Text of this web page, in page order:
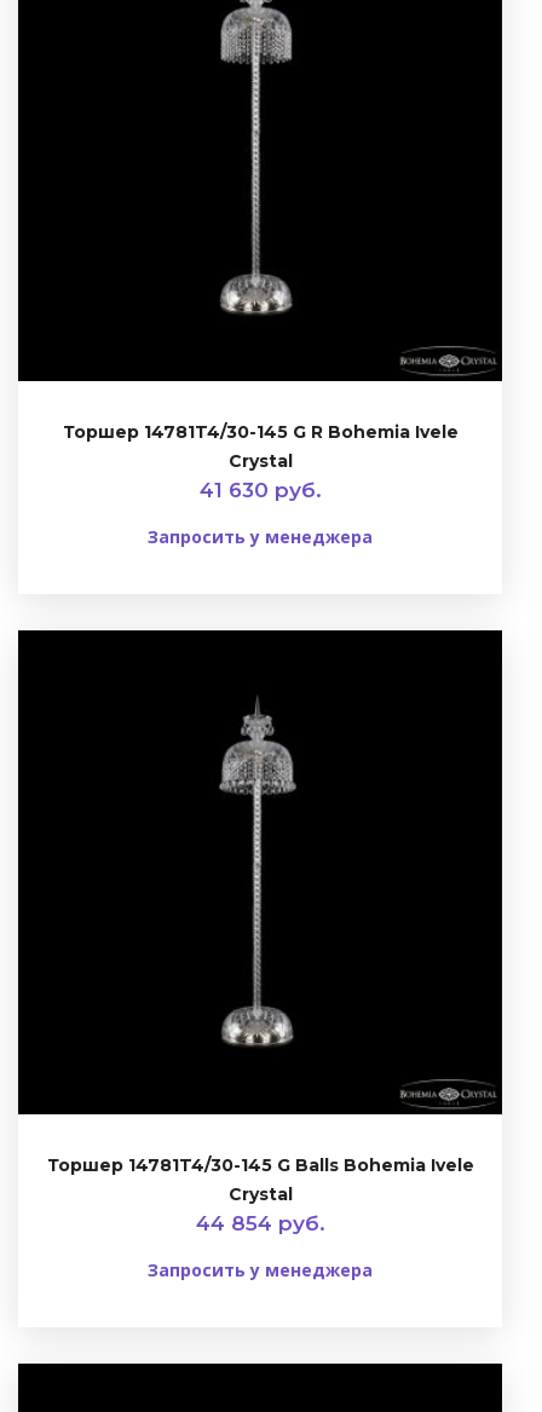
Торшер 14781T4/30-145 G R Bohemia Ivele
Crystal
41 630 руб.
Запросить у менеджера
Торшер 14781T4/30-145 G Balls Bohemia Ivele
Crystal
44 854 руб.
Запросить у менеджера